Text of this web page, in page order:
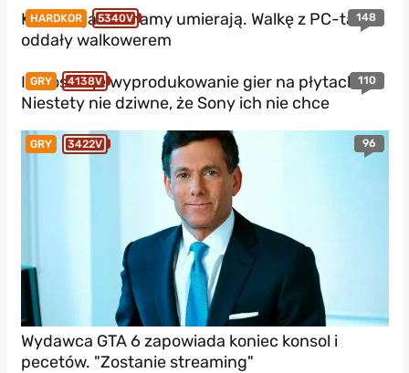
HARDKOR 5340V 148
Konsole jakie znamy umierają. Walkę z PC-tami
oddały walkowerem
GRY 4138V 110
Ile kosztuje wyprodukowanie gier na płytach?
Niestety nie dziwne, że Sony ich nie chce
GRY 3422V 96
Wydawca GTA 6 zapowiada koniec konsol i
pecetów. "Zostanie streaming"